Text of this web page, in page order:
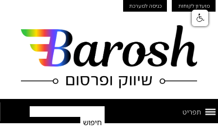
מועדון לקוחות כניסה למערכת
תפריט